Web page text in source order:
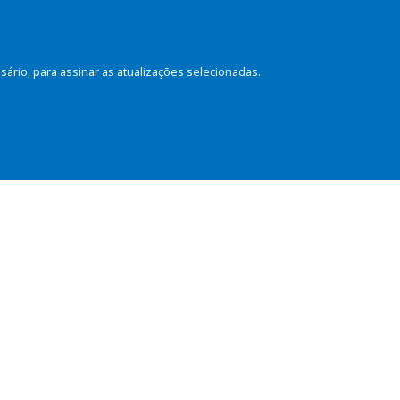
para assinar as atualizações selecionadas.